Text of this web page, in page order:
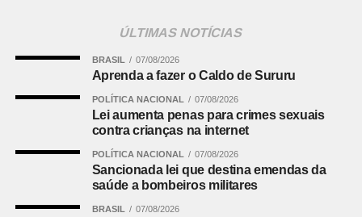
ÚLTIMAS NOTÍCIAS
BRASIL 07/08/2026
Aprenda a fazer o Caldo de Sururu
POLÍTICA NACIONAL 07/08/2026
Lei aumenta penas para crimes sexuais
contra crianças na internet
POLÍTICA NACIONAL 07/08/2026
Sancionada lei que destina emendas da
saúde a bombeiros militares
BRASIL 07/08/2026